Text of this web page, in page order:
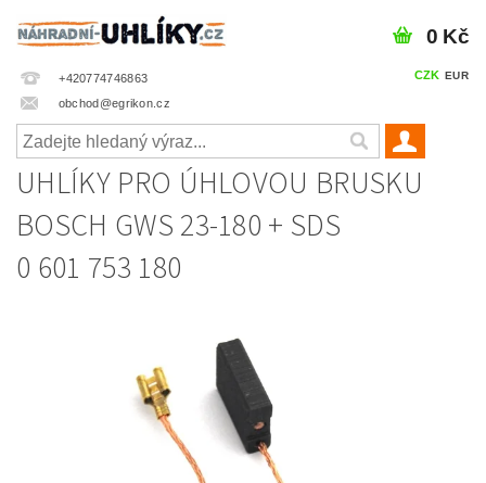
+420774746863
obchod@egrikon.cz
CZK EUR
0 Kč
UHLÍKY PRO ÚHLOVOU BRUSKU
BOSCH GWS 23-180 + SDS
0 601 753 180